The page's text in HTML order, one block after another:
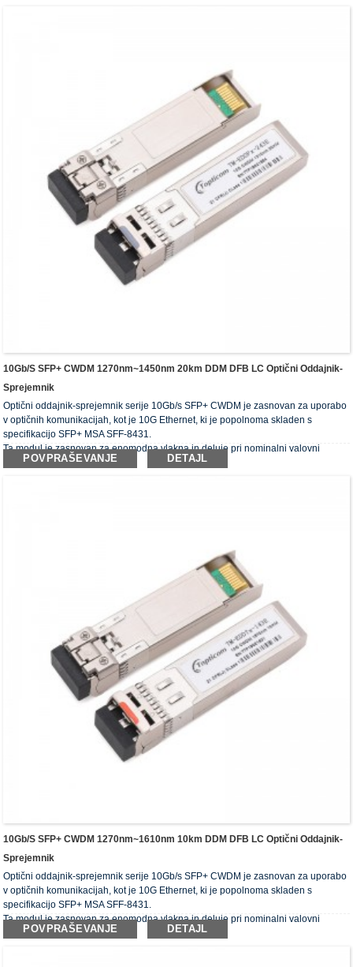
10Gb/s SFP+ CWDM 1270nm~1450nm 20km DDM DFB LC Optični Oddajnik-
Sprejemnik
Optični oddajnik-sprejemnik serije 10Gb/s SFP+ CWDM je zasnovan za uporabo
v optičnih komunikacijah, kot je 10G Ethernet, ki je popolnoma skladen s
specifikacijo SFP+ MSA SFF-8431.
Ta modul je zasnovan za enomodna vlakna in deluje pri nominalni valovni
dolžini valovne dolžine CWDM.
POVPRAŠEVANJE DETAJL
10Gb/s SFP+ CWDM 1270nm~1610nm 10km DDM DFB LC Optični Oddajnik-
Sprejemnik
Optični oddajnik-sprejemnik serije 10Gb/s SFP+ CWDM je zasnovan za uporabo
v optičnih komunikacijah, kot je 10G Ethernet, ki je popolnoma skladen s
specifikacijo SFP+ MSA SFF-8431.
Ta modul je zasnovan za enomodna vlakna in deluje pri nominalni valovni
dolžini valovne dolžine CWDM.
POVPRAŠEVANJE DETAJL